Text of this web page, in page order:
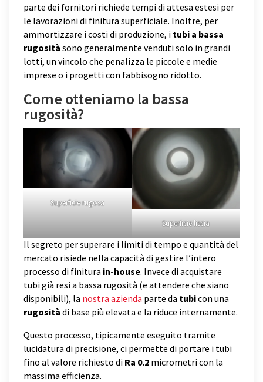
parte dei fornitori richiede tempi di attesa estesi per
le lavorazioni di finitura superficiale. Inoltre, per
ammortizzare i costi di produzione, i tubi a bassa
rugosità sono generalmente venduti solo in grandi
lotti, un vincolo che penalizza le piccole e medie
imprese o i progetti con fabbisogno ridotto.
Come otteniamo la bassa
rugosità?
Superficie rugosa
Superficie liscia
Il segreto per superare i limiti di tempo e quantità del
mercato risiede nella capacità di gestire l’intero
processo di finitura in-house. Invece di acquistare
tubi già resi a bassa rugosità (e attendere che siano
disponibili), la nostra azienda parte da tubicon una
rugosità di base più elevata e la riduce internamente.
Questo processo, tipicamente eseguito tramite
lucidatura di precisione, ci permette di portare i tubi
fino al valore richiesto di Ra 0.2 micrometri con la
massima efficienza.